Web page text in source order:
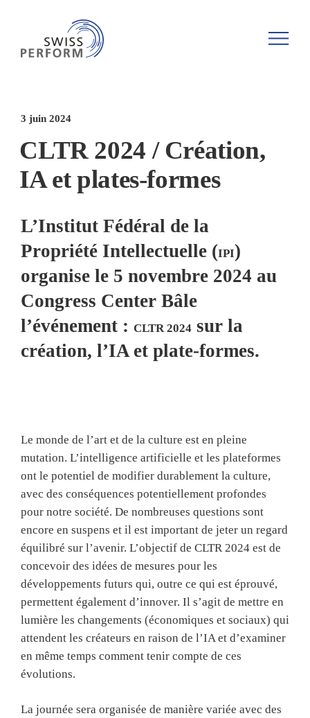
3 juin 2024
CLTR 2024 / Création,
IA et plates-formes
L’Institut Fédéral de la
Propriété Intellectuelle (IPI)
organise le 5 novembre 2024 au
Congress Center Bâle
l’événement : CLTR 2024 sur la
création, l’IA et plate-formes.
Le monde de l’art et de la culture est en pleine
mutation. L’intelligence artificielle et les plateformes
ont le potentiel de modifier durablement la culture,
avec des conséquences potentiellement profondes
pour notre société. De nombreuses questions sont
encore en suspens et il est important de jeter un regard
équilibré sur l’avenir. L’objectif de CLTR 2024 est de
concevoir des idées de mesures pour les
développements futurs qui, outre ce qui est éprouvé,
permettent également d’innover. Il s’agit de mettre en
lumière les changements (économiques et sociaux) qui
attendent les créateurs en raison de l’IA et d’examiner
en même temps comment tenir compte de ces
évolutions.
La journée sera organisée de manière variée avec des
Qui sommes-nous ?
Equipe
Rapports RP SWISSPERFORM
Notre histoire
Portraits de membres
Vidéos de SWISSPERFORM
Calendrier
Fonds culturels et sociaux
myswissperform
Documents à télécharger
Music Business
Toutes les FAQ
Discographie
Confirmation artistic producer
Changement d’adresse
DE
EN